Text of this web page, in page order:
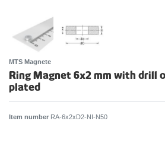
MTS Magnete
Ring Magnet 6x2 mm with drill
plated
Item number RA-6x2xD2-NI-N50